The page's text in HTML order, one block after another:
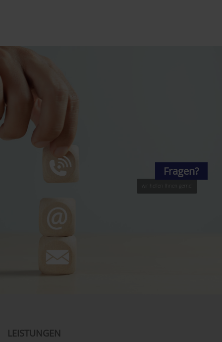
wir helfen Ihnen gerne!
Fragen?
LEISTUNGEN